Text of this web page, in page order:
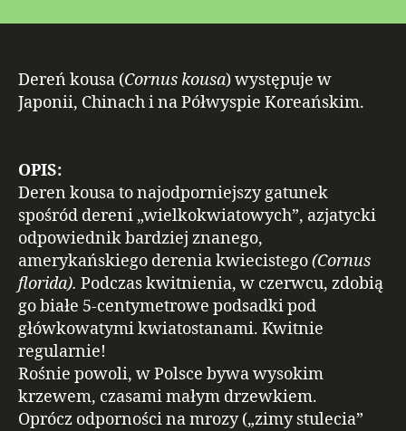
Dereń kousa (Cornus kousa) występuje w
Japonii, Chinach i na Półwyspie Koreańskim.
OPIS:
Deren kousa to najodporniejszy gatunek
spośród dereni „wielkokwiatowych”, azjatycki
odpowiednik bardziej znanego,
amerykańskiego derenia kwiecistego(Cornus
florida). Podczas kwitnienia, w czerwcu, zdobią
go białe 5-centymetrowe podsadki pod
główkowatymi kwiatostanami. Kwitnie
regularnie!
Rośnie powoli, w Polsce bywa wysokim
krzewem, czasami małym drzewkiem.
Oprócz odporności na mrozy („zimy stulecia”